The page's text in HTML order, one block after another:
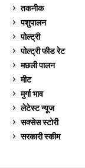
तकनीक
पशुपालन
पोल्ट्री
पोल्ट्री फीड रेट
मछली पालन
मीट
मुर्गा भाव
लेटेस्ट न्यूज
सक्सेस स्टो‍री
सरकारी स्की‍म